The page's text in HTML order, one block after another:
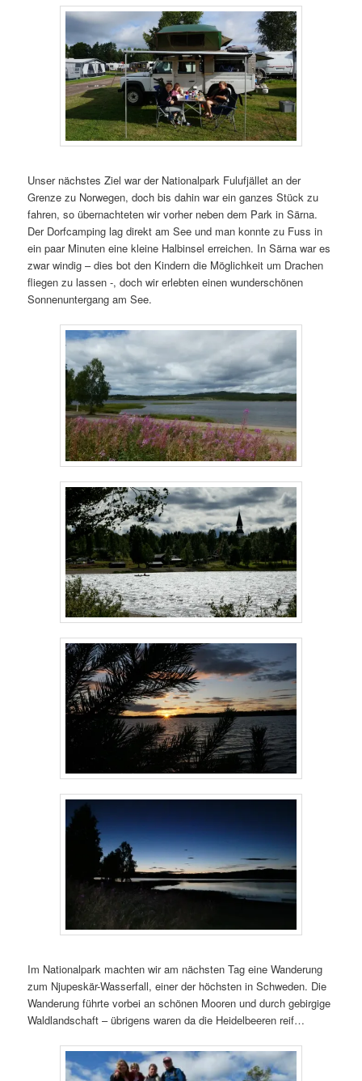
Unser nächstes Ziel war der Nationalpark Fulufjället an der
Grenze zu Norwegen, doch bis dahin war ein ganzes Stück zu
fahren, so übernachteten wir vorher neben dem Park in Särna.
Der Dorfcamping lag direkt am See und man konnte zu Fuss in
ein paar Minuten eine kleine Halbinsel erreichen. In Särna war es
zwar windig – dies bot den Kindern die Möglichkeit um Drachen
fliegen zu lassen -, doch wir erlebten einen wunderschönen
Sonnenuntergang am See.
Im Nationalpark machten wir am nächsten Tag eine Wanderung
zum Njupeskär-Wasserfall, einer der höchsten in Schweden. Die
Wanderung führte vorbei an schönen Mooren und durch gebirgige
Waldlandschaft – übrigens waren da die Heidelbeeren reif…